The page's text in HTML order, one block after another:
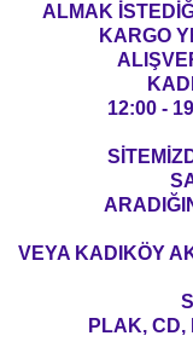
ALMAK
KARGO
12:00 -
VEYA KADIKÖY
PLAK, CD,